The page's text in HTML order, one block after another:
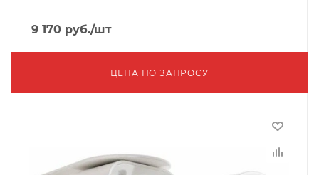
9 170 руб./шт
ЦЕНА ПО ЗАПРОСУ